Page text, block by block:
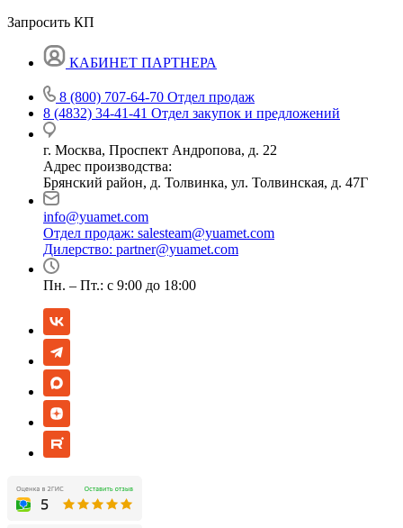
Запросить КП
КАБИНЕТ ПАРТНЕРА
8 (800) 707-64-70 Отдел продаж
8 (4832) 34-41-41 Отдел закупок и предложений
г. Москва, Проспект Андропова, д. 22
Адрес производства:
Брянский район, д. Толвинка, ул. Толвинская, д. 47Г
info@yuamet.com
Отдел продаж: salesteam@yuamet.com
Дилерство: partner@yuamet.com
Пн. – Пт.: с 9:00 до 18:00